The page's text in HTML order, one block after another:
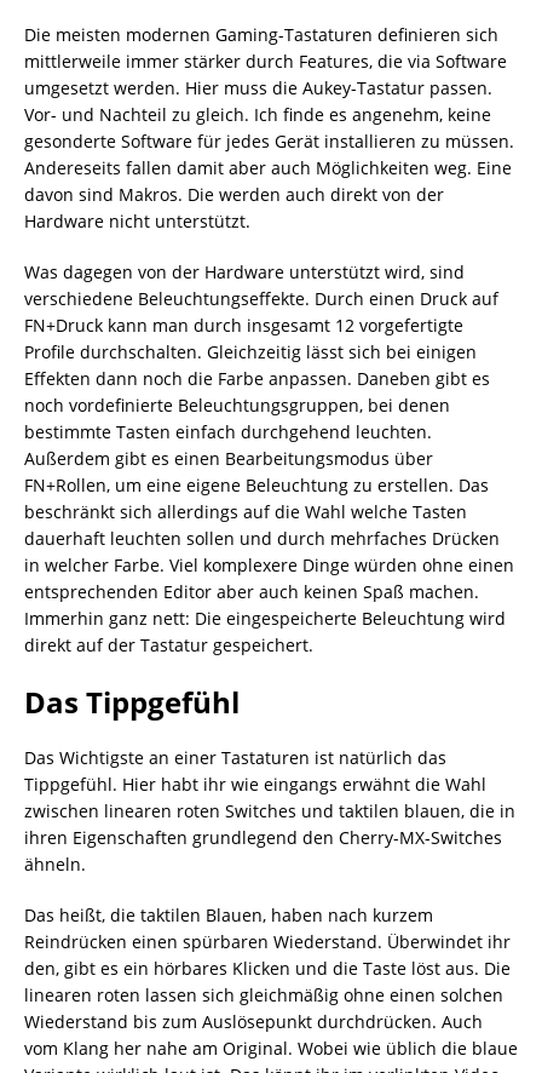
Die meisten modernen Gaming-Tastaturen definieren sich
mittlerweile immer stärker durch Features, die via Software
umgesetzt werden. Hier muss die Aukey-Tastatur passen.
Vor- und Nachteil zu gleich. Ich finde es angenehm, keine
gesonderte Software für jedes Gerät installieren zu müssen.
Andereseits fallen damit aber auch Möglichkeiten weg. Eine
davon sind Makros. Die werden auch direkt von der
Hardware nicht unterstützt.
Was dagegen von der Hardware unterstützt wird, sind
verschiedene Beleuchtungseffekte. Durch einen Druck auf
FN+Druck kann man durch insgesamt 12 vorgefertigte
Profile durchschalten. Gleichzeitig lässt sich bei einigen
Effekten dann noch die Farbe anpassen. Daneben gibt es
noch vordefinierte Beleuchtungsgruppen, bei denen
bestimmte Tasten einfach durchgehend leuchten.
Außerdem gibt es einen Bearbeitungsmodus über
FN+Rollen, um eine eigene Beleuchtung zu erstellen. Das
beschränkt sich allerdings auf die Wahl welche Tasten
dauerhaft leuchten sollen und durch mehrfaches Drücken
in welcher Farbe. Viel komplexere Dinge würden ohne einen
entsprechenden Editor aber auch keinen Spaß machen.
Immerhin ganz nett: Die eingespeicherte Beleuchtung wird
direkt auf der Tastatur gespeichert.
Das Tippgefühl
Das Wichtigste an einer Tastaturen ist natürlich das
Tippgefühl. Hier habt ihr wie eingangs erwähnt die Wahl
zwischen linearen roten Switches und taktilen blauen, die in
ihren Eigenschaften grundlegend den Cherry-MX-Switches
ähneln.
Das heißt, die taktilen Blauen, haben nach kurzem
Reindrücken einen spürbaren Wiederstand. Überwindet ihr
den, gibt es ein hörbares Klicken und die Taste löst aus. Die
linearen roten lassen sich gleichmäßig ohne einen solchen
Wiederstand bis zum Auslösepunkt durchdrücken. Auch
vom Klang her nahe am Original. Wobei wie üblich die blaue